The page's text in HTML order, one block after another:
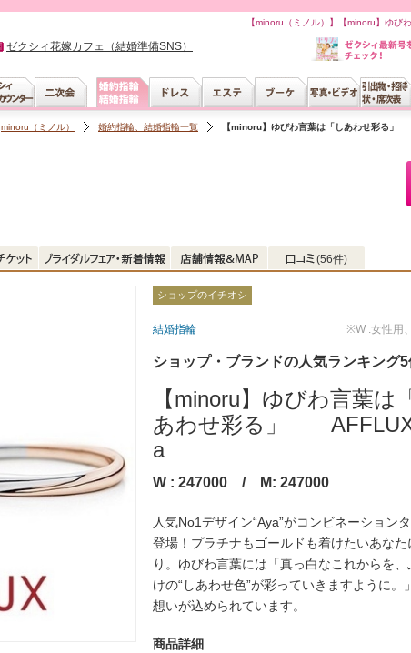
【minoru（ミノル）】【minoru】ゆ
ゼクシィ花嫁カフェ（結婚準備SNS）
minoru（ミノル） 婚約指輪、結婚指輪一覧 【minoru】ゆびわ言葉は「しあわせ彩る
(56件)
ショップのイチオシ
結婚指輪 ※W :女性用
ショップ・ブランドの人気ランキング5
【minoru】ゆびわ言葉は
あわせ彩る」
a
W : 247000 / M: 247000
人気No1デザイン“Aya”がコンビネーション
登場！プラチナもゴールドも着けたいあなた
り。ゆびわ言葉には「真っ白なこれからを
けの“しあわせ色”が彩っていきますように。
想いが込められています。
商品詳細